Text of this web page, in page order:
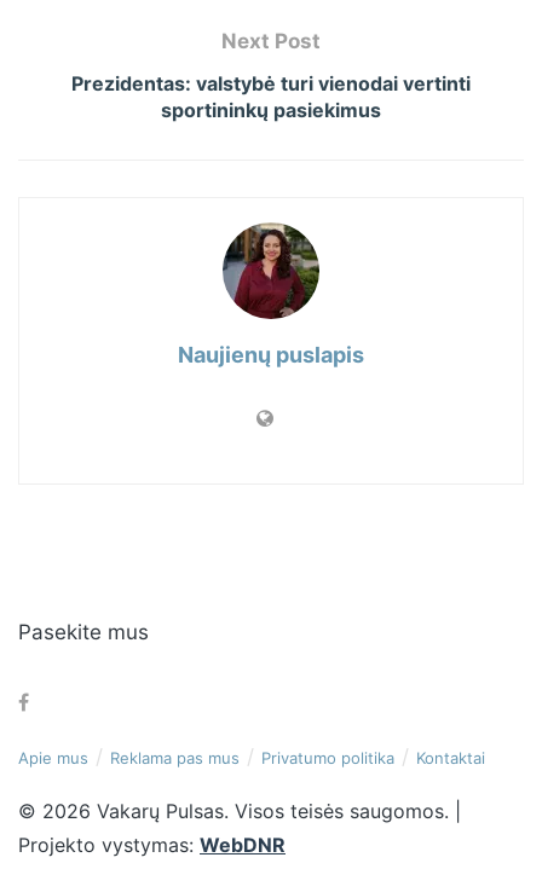
Next Post
Prezidentas: valstybė turi vienodai vertinti
sportininkų pasiekimus
Naujienų puslapis
Pasekite mus
Apie mus Reklama pas mus Privatumo politika Kontaktai
© 2026 Vakarų Pulsas. Visos teisės saugomos. |
Projekto vystymas: WebDNR